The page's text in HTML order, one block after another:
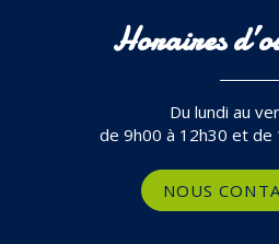
Horaires
Du lundi au
de 9h00 à 12h30 et de
NOUS